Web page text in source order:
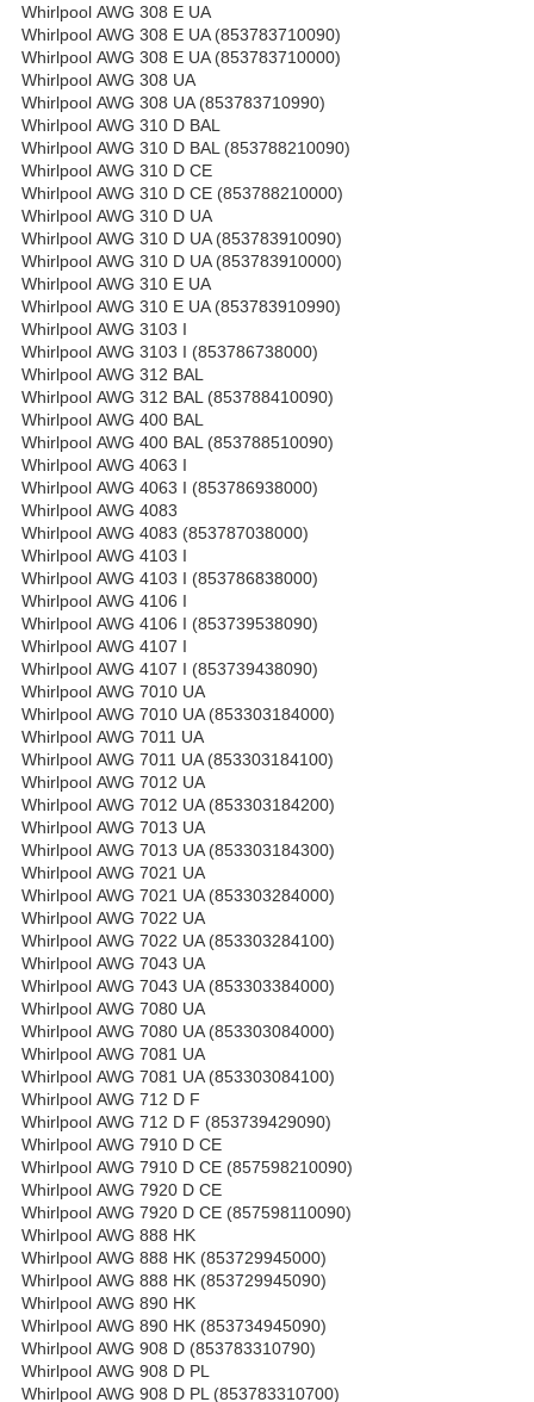
Whirlpool AWG 308 E UA
Whirlpool AWG 308 E UA (853783710090)
Whirlpool AWG 308 E UA (853783710000)
Whirlpool AWG 308 UA
Whirlpool AWG 308 UA (853783710990)
Whirlpool AWG 310 D BAL
Whirlpool AWG 310 D BAL (853788210090)
Whirlpool AWG 310 D CE
Whirlpool AWG 310 D CE (853788210000)
Whirlpool AWG 310 D UA
Whirlpool AWG 310 D UA (853783910090)
Whirlpool AWG 310 D UA (853783910000)
Whirlpool AWG 310 E UA
Whirlpool AWG 310 E UA (853783910990)
Whirlpool AWG 3103 I
Whirlpool AWG 3103 I (853786738000)
Whirlpool AWG 312 BAL
Whirlpool AWG 312 BAL (853788410090)
Whirlpool AWG 400 BAL
Whirlpool AWG 400 BAL (853788510090)
Whirlpool AWG 4063 I
Whirlpool AWG 4063 I (853786938000)
Whirlpool AWG 4083
Whirlpool AWG 4083 (853787038000)
Whirlpool AWG 4103 I
Whirlpool AWG 4103 I (853786838000)
Whirlpool AWG 4106 I
Whirlpool AWG 4106 I (853739538090)
Whirlpool AWG 4107 I
Whirlpool AWG 4107 I (853739438090)
Whirlpool AWG 7010 UA
Whirlpool AWG 7010 UA (853303184000)
Whirlpool AWG 7011 UA
Whirlpool AWG 7011 UA (853303184100)
Whirlpool AWG 7012 UA
Whirlpool AWG 7012 UA (853303184200)
Whirlpool AWG 7013 UA
Whirlpool AWG 7013 UA (853303184300)
Whirlpool AWG 7021 UA
Whirlpool AWG 7021 UA (853303284000)
Whirlpool AWG 7022 UA
Whirlpool AWG 7022 UA (853303284100)
Whirlpool AWG 7043 UA
Whirlpool AWG 7043 UA (853303384000)
Whirlpool AWG 7080 UA
Whirlpool AWG 7080 UA (853303084000)
Whirlpool AWG 7081 UA
Whirlpool AWG 7081 UA (853303084100)
Whirlpool AWG 712 D F
Whirlpool AWG 712 D F (853739429090)
Whirlpool AWG 7910 D CE
Whirlpool AWG 7910 D CE (857598210090)
Whirlpool AWG 7920 D CE
Whirlpool AWG 7920 D CE (857598110090)
Whirlpool AWG 888 HK
Whirlpool AWG 888 HK (853729945000)
Whirlpool AWG 888 HK (853729945090)
Whirlpool AWG 890 HK
Whirlpool AWG 890 HK (853734945090)
Whirlpool AWG 908 D (853783310790)
Whirlpool AWG 908 D PL
Whirlpool AWG 908 D PL (853783310700)